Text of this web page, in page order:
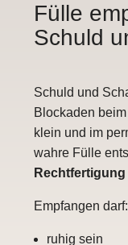
Fülle
Schuld
Schuld und
Blockaden
klein und im
wahre Fülle
Rechtfertigung
Empfangen darf:
ruhig sein